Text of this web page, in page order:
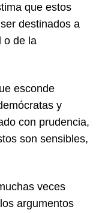
que estos
destinados a
o de la
esconde
y
con prudencia,
son sensibles,
veces
argumentos